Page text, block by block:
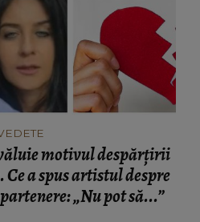
motivul despărțirii
a spus artistul despre
„Nu pot să...”